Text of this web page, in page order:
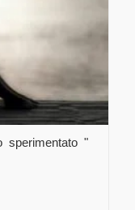
sperimentato "